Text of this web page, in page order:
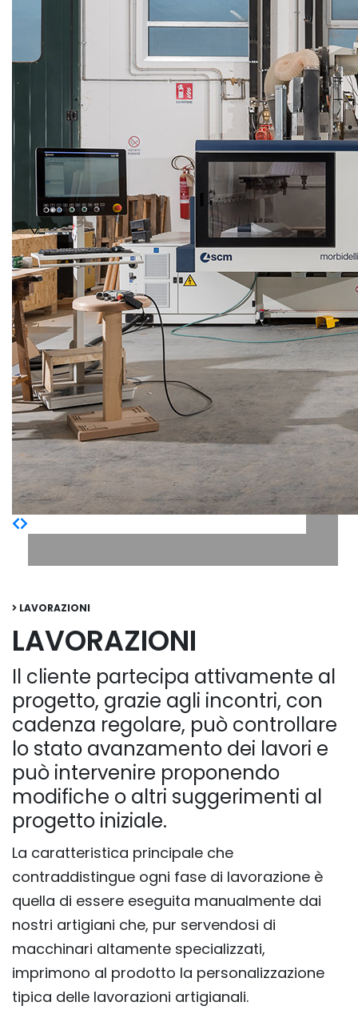
LAVORAZIONI
LAVORAZIONI
Il cliente partecipa attivamente al
progetto, grazie agli incontri, con
cadenza regolare, può controllare
lo stato avanzamento dei lavori e
può intervenire proponendo
modifiche o altri suggerimenti al
progetto iniziale.
La caratteristica principale che
contraddistingue ogni fase di lavorazione è
quella di essere eseguita manualmente dai
nostri artigiani che, pur servendosi di
macchinari altamente specializzati,
imprimono al prodotto la personalizzazione
tipica delle lavorazioni artigianali.